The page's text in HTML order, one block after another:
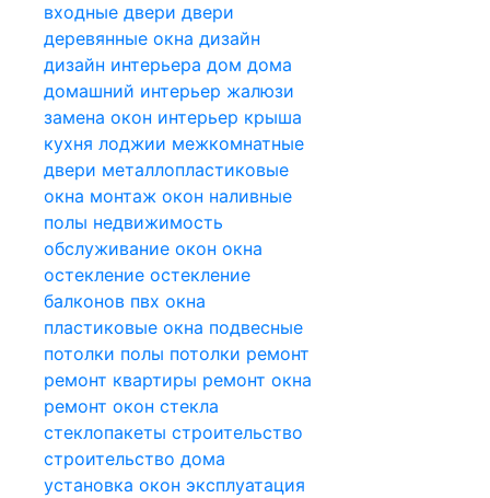
входные двери двери
деревянные окна дизайн
дизайн интерьера дом дома
домашний интерьер жалюзи
замена окон интерьер крыша
кухня лоджии межкомнатные
двери металлопластиковые
окна монтаж окон наливные
полы недвижимость
обслуживание окон окна
остекление остекление
балконов пвх окна
пластиковые окна подвесные
потолки полы потолки ремонт
ремонт квартиры ремонт окна
ремонт окон стекла
стеклопакеты строительство
строительство дома
установка окон эксплуатация